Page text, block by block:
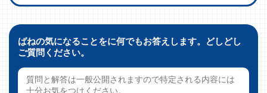
ばねの気になることをに何でもお答えします。どしどし
ご質問ください。